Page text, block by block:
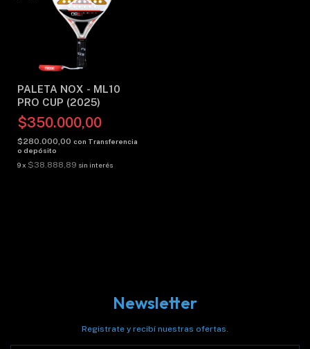
PALETA NOX - ML10
PRO CUP (2025)
$350.000,00
$280.000,00 con Transferencia
o depósito
9x $38.888,89 sin interés
Newsletter
Registrate y recibí nuestras ofertas.